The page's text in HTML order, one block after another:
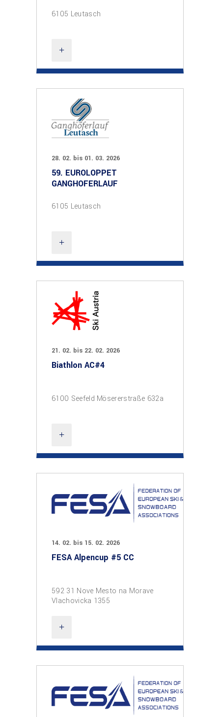
6105 Leutasch
28. 02. bis 01. 03. 2026
59. EUROLOPPET
GANGHOFERLAUF
6105 Leutasch
21. 02. bis 22. 02. 2026
Biathlon AC#4
6100 Seefeld Mösererstraße 632a
14. 02. bis 15. 02. 2026
FESA Alpencup #5 CC
592 31 Nove Mesto na Morave
Vlachovicka 1355